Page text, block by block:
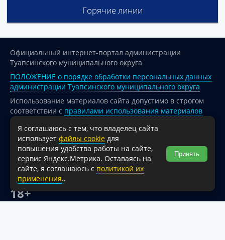
Горячие линии
Официальный интернет-портал администрации
Туапсинского муниципального округа
ПОЛОЖЕНИЕ о порядке обработки персональных данных
администрации Туапсинского муниципального округа
Использование материалов сайта допустимо в строгом
соответствии с правилами использования материалов
опубликованных на сайте
При перепечатке и использовании информации ссылка
на источник обязательна.
Для сайтов и страниц сети Интернет обязательна
активная гиперссылка на официальный интернет-портал
администрации Туапсинского муниципального округа.
18+
Я соглашаюсь с тем, что владелец сайта
использует файлы cookie для
повышения удобства работы на сайте,
сервис Яндекс.Метрика. Оставаясь на
сайте, я соглашаюсь с политикой их
применения..
Принять